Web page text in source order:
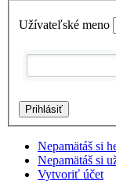
Užívateľské meno
Nepamätáš si
Nepamätáš si
Vytvoriť účet